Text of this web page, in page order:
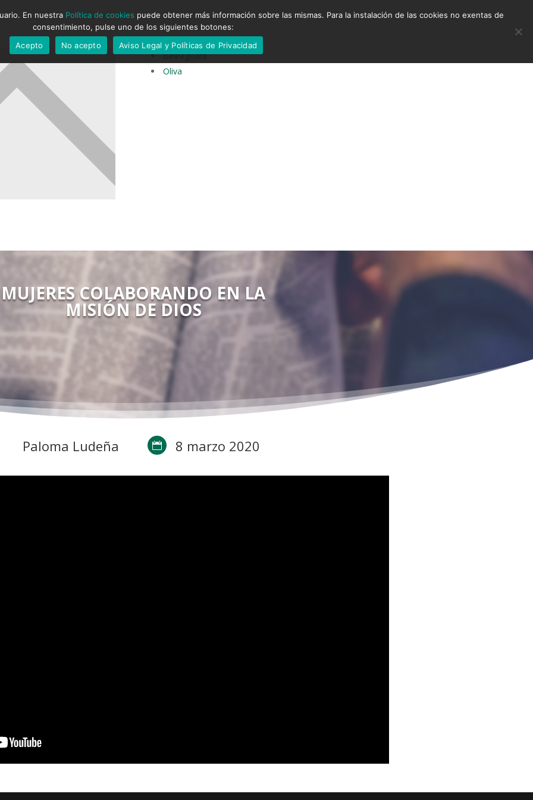
Bellreguard
Oliva
MUJERES COLABORANDO EN LA
MISIÓN DE DIOS
Paloma Ludeña  8 marzo 2020
En nuestra Política de cookies puede obtener más información sobre las mismas. Para la instalación de las cookies no exentas de
consentimiento, pulse uno de los siguientes botones:
Acepto
No acepto Aviso Legal y Políticas de Privacidad